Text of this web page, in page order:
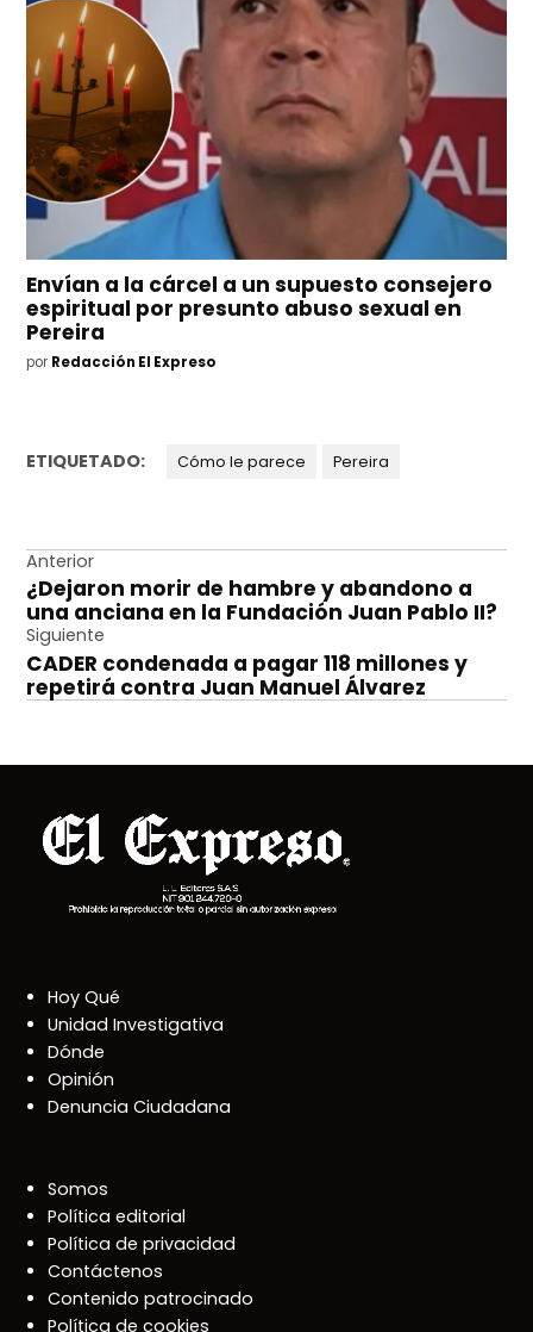
Envían a la cárcel a un supuesto consejero
espiritual por presunto abuso sexual en
Pereira
por Redacción El Expreso
ETIQUETADO: Cómo le parece Pereira
Navegación
de
entradas
Anterior
¿Dejaron morir de hambre y abandono a
una anciana en la Fundación Juan Pablo II?
Siguiente
CADER condenada a pagar 118 millones y
repetirá contra Juan Manuel Álvarez
Hoy Qué
Unidad Investigativa
Dónde
Opinión
Denuncia Ciudadana
Somos
Política editorial
Política de privacidad
Contáctenos
Contenido patrocinado
Política de cookies